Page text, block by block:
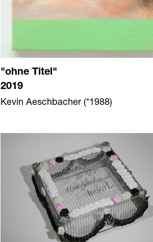
"ohne Titel"
2019
Kevin Aeschbacher (*1988)